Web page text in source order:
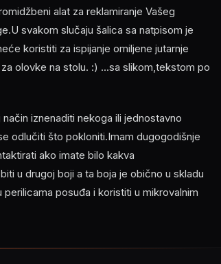
alat za reklamiranje Vašeg
svakom slučaju šalica sa natpisom je
koristiti za ispijanje omiljene jutarnje
olovke na stolu. :) ...sa slikom,tekstom po
iznenaditi nekoga ili jednostavno
odlučiti što pokloniti.Imam dugogodišnje
ako imate bilo kakva
u drugoj boji a ta boja je obično u skladu
posuđa i koristiti u mikrovalnim